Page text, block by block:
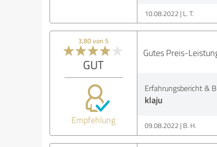
10.08.2022 L. T.
3,80 von 5
GUT
Empfehlung
Gutes Preis-
Erfahrungsbericht &
klaju
09.08.2022 B. H.